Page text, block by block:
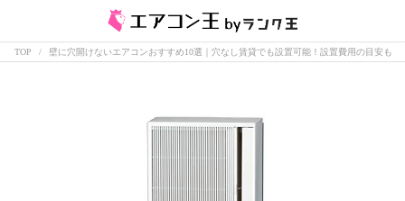
TOP 壁に穴開けないエアコンおすすめ10選｜穴なし賃貸でも設置可能！設置費用の目安も